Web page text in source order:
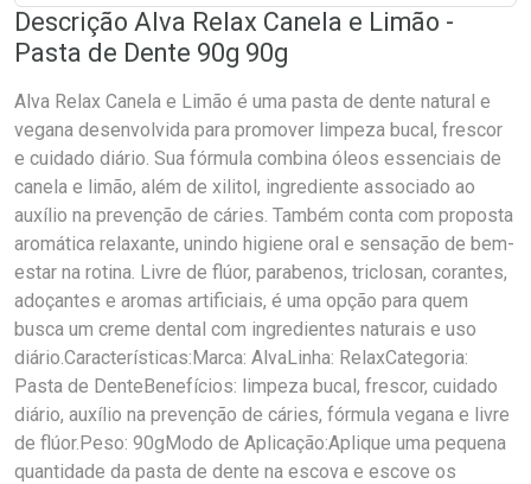
Descrição Alva Relax Canela e Limão -
Pasta de Dente 90g 90g
Alva Relax Canela e Limão é uma pasta de dente natural e
vegana desenvolvida para promover limpeza bucal, frescor
e cuidado diário. Sua fórmula combina óleos essenciais de
canela e limão, além de xilitol, ingrediente associado ao
auxílio na prevenção de cáries. Também conta com proposta
aromática relaxante, unindo higiene oral e sensação de bem-
estar na rotina. Livre de flúor, parabenos, triclosan, corantes,
adoçantes e aromas artificiais, é uma opção para quem
busca um creme dental com ingredientes naturais e uso
diário.Características:Marca: AlvaLinha: RelaxCategoria:
Pasta de DenteBenefícios: limpeza bucal, frescor, cuidado
diário, auxílio na prevenção de cáries, fórmula vegana e livre
de flúor.Peso: 90gModo de Aplicação:Aplique uma pequena
quantidade da pasta de dente na escova e escove os